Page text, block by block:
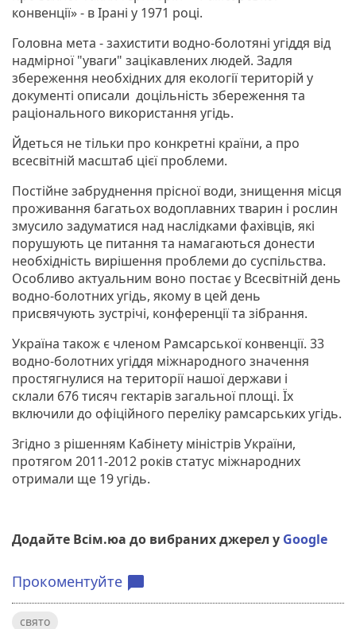
конвенції» - в Ірані у 1971 році.
Головна мета - захистити водно-болотяні угіддя від
надмірної "уваги" зацікавлених людей. Задля
збереження необхідних для екології територій у
документі описали доцільність збереження та
раціонального використання угідь.
Йдеться не тільки про конкретні країни, а про
всесвітній масштаб цієї проблеми.
Постійне забруднення прісної води, знищення місця
проживання багатьох водоплавних тварин і рослин
змусило задуматися над наслідками фахівців, які
порушують це питання та намагаються донести
необхідність вирішення проблеми до суспільства.
Особливо актуальним воно постає у Всесвітній день
водно-болотних угідь, якому в цей день
присвячують зустрічі, конференції та зібрання.
Україна також є членом Рамсарської конвенції. 33
водно-болотних угіддя міжнародного значення
простягнулися на території нашої держави і
склали 676 тисяч гектарів загальної площі. Їх
включили до офіційного переліку рамсарських угідь.
Згідно з рішенням Кабінету міністрів України,
протягом 2011-2012 років статус міжнародних
отримали ще 19 угідь.
Додайте Всім.юа до вибраних джерел у Google
Прокоментуйте chat_bubble
свято